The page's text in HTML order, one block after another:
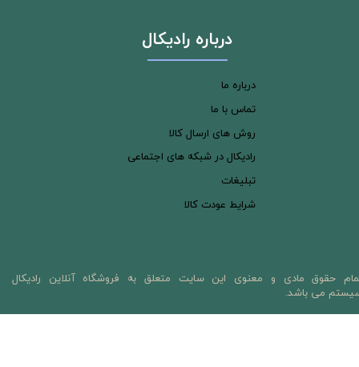
حقوق مادی و معنوی این سایت متعلق به فروشگاه آنلاین رادیکال
می باشد.
درباره رادیکال
درباره ما
تماس با ما
روش های ارسال کالا
رادیکال در شبکه های اجتماعی
تبلیغات
شرایط عودت کالا